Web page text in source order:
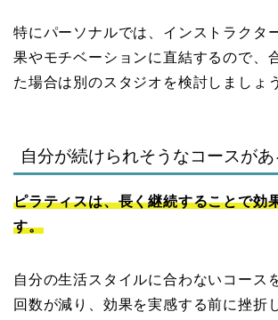
特にパーソナルでは、インストラクタ
果やモチベーションに直結するので、
た場合は別のスタジオを検討しましょ
自分が続けられそうなコースが
ピラティスは、長く継続することで効
す。
自分の生活スタイルに合わないコース
回数が減り、効果を実感する前に挫折